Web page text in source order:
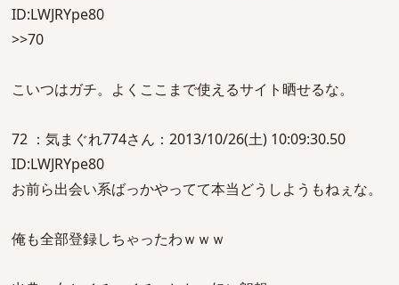
ID:LWJRYpe80
>>70
こいつはガチ。よくここまで使えるサイト晒せるな。
72 ：気まぐれ774さん：2013/10/26(土) 10:09:30.50
ID:LWJRYpe80
お前ら出会い系ばっかやってて本当どうしようもねぇな。
俺も全部登録しちゃったわｗｗｗ